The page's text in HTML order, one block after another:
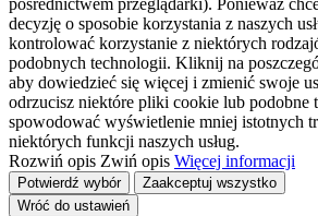
pośrednictwem przeglądarki). Ponieważ
decyzję o sposobie korzystania z naszych
kontrolować korzystanie z niektórych
podobnych technologii. Kliknij na
aby dowiedzieć się więcej i zmienić swoje
odrzucisz niektóre pliki cookie lub podobne
spowodować wyświetlenie mniej istotnych
niektórych funkcji naszych usług.
Rozwiń opis Zwiń opis Więcej informacji
Potwierdź wybór
Zaakceptuj wszystko
Wróć do ustawień